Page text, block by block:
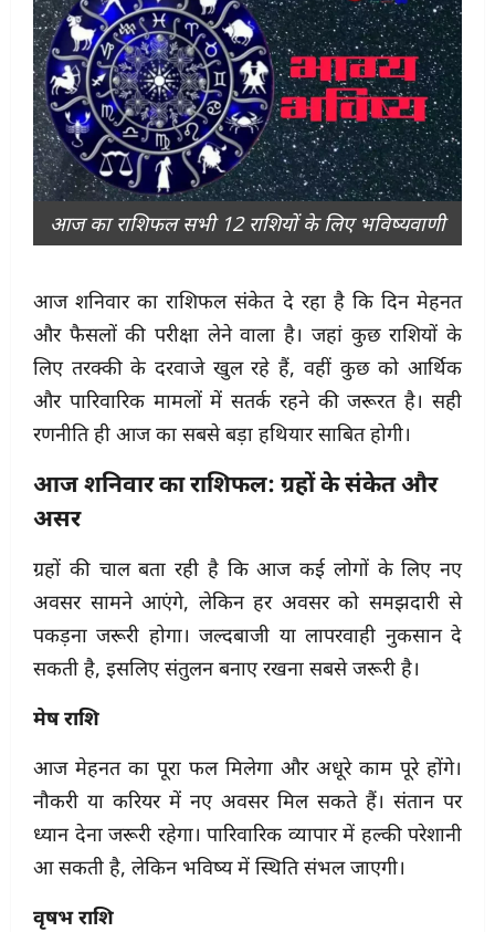
आज का राशिफल सभी 12 राशियों के लिए भविष्यवाणी
आज शनिवार का राशिफल संकेत दे रहा है कि दिन मेहनत
और फैसलों की परीक्षा लेने वाला है। जहां कुछ राशियों के
लिए तरक्की के दरवाजे खुल रहे हैं, वहीं कुछ को आर्थिक
और पारिवारिक मामलों में सतर्क रहने की जरूरत है। सही
रणनीति ही आज का सबसे बड़ा हथियार साबित होगी।
आज शनिवार का राशिफल: ग्रहों के संकेत और
असर
ग्रहों की चाल बता रही है कि आज कई लोगों के लिए नए
अवसर सामने आएंगे, लेकिन हर अवसर को समझदारी से
पकड़ना जरूरी होगा। जल्दबाजी या लापरवाही नुकसान दे
सकती है, इसलिए संतुलन बनाए रखना सबसे जरूरी है।
मेष राशि
आज मेहनत का पूरा फल मिलेगा और अधूरे काम पूरे होंगे।
नौकरी या करियर में नए अवसर मिल सकते हैं। संतान पर
ध्यान देना जरूरी रहेगा। पारिवारिक व्यापार में हल्की परेशानी
आ सकती है, लेकिन भविष्य में स्थिति संभल जाएगी।
वृषभ राशि